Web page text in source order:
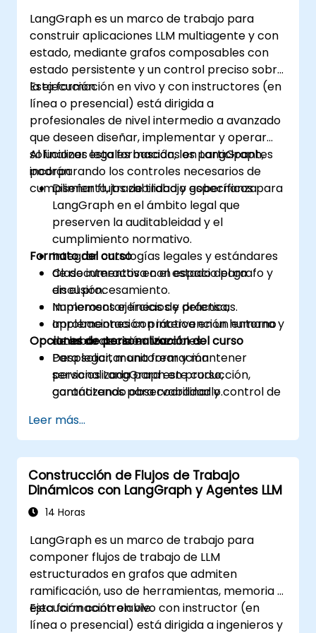
LangGraph es un marco de trabajo para
construir aplicaciones LLM multiagente y con
estado, mediante grafos composables con
estado persistente y un control preciso sobre
la ejecución.
Esta formación en vivo y con instructores (en
línea o presencial) está dirigida a
profesionales de nivel intermedio a avanzado
que deseen diseñar, implementar y operar
soluciones legales basadas en LangGraph,
incorporando los controles necesarios de
cumplimiento, trazabilidad y gobernanza.
Al finalizar esta formación, los participantes
podrán:
Diseñar flujos de trabajo específicos para
LangGraph en el ámbito legal que
preserven la auditableidad y el
cumplimiento normativo.
Integrar ontologías legales y estándares
de documentos en el estado del grafo y
en el procesamiento.
Implementar líneas de defensa,
aprobaciones con intervención humana y
rutas de decisión trazables.
Desplegar, monitorear y mantener
servicios LangGraph en producción,
garantizando observabilidad y control de
Formato del curso
Clase interactiva con espacio para
discusión.
Numerosos ejercicios y prácticas.
Implementación práctica en un entorno
de laboratorio en vivo.
Opciones de personalización del curso
Para solicitar una formación
personalizada para este curso,
contáctenos para coordinarlo.
Leer más...
Construcción de Flujos de Trabajo
Dinámicos con LangGraph y Agentes LLM
14 Horas
LangGraph es un marco de trabajo para
componer flujos de trabajo de LLM
estructurados en grafos que admiten
ramificación, uso de herramientas, memoria y
ejecución controlable.
Esta formación en vivo con instructor (en
línea o presencial) está dirigida a ingenieros y